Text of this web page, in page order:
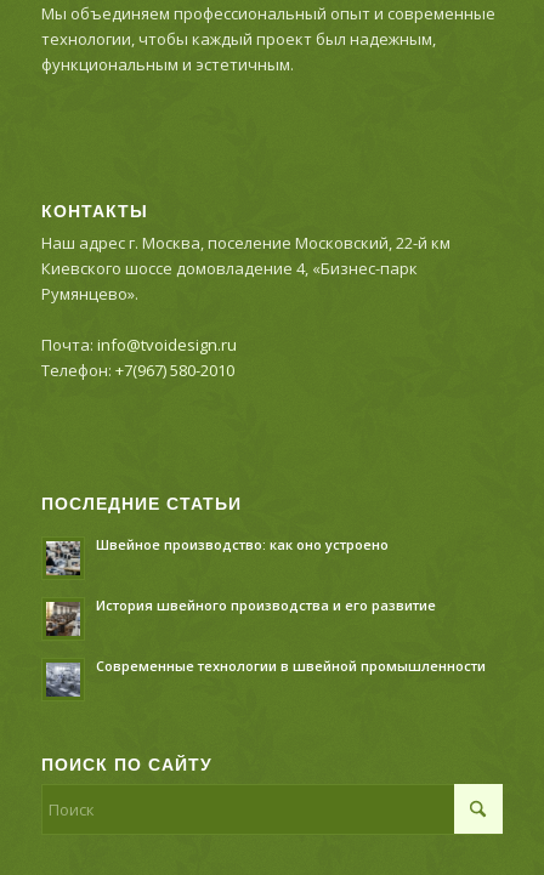
Мы объединяем профессиональный опыт и современные
технологии, чтобы каждый проект был надежным,
функциональным и эстетичным.
КОНТАКТЫ
Наш адрес г. Москва, поселение Московский, 22-й км
Киевского шоссе домовладение 4, «Бизнес-парк
Румянцево».
Почта: info@tvoidesign.ru
Телефон: +7(967) 580-2010
ПОСЛЕДНИЕ СТАТЬИ
Швейное производство: как оно устроено
История швейного производства и его развитие
Современные технологии в швейной промышленности
ПОИСК ПО САЙТУ